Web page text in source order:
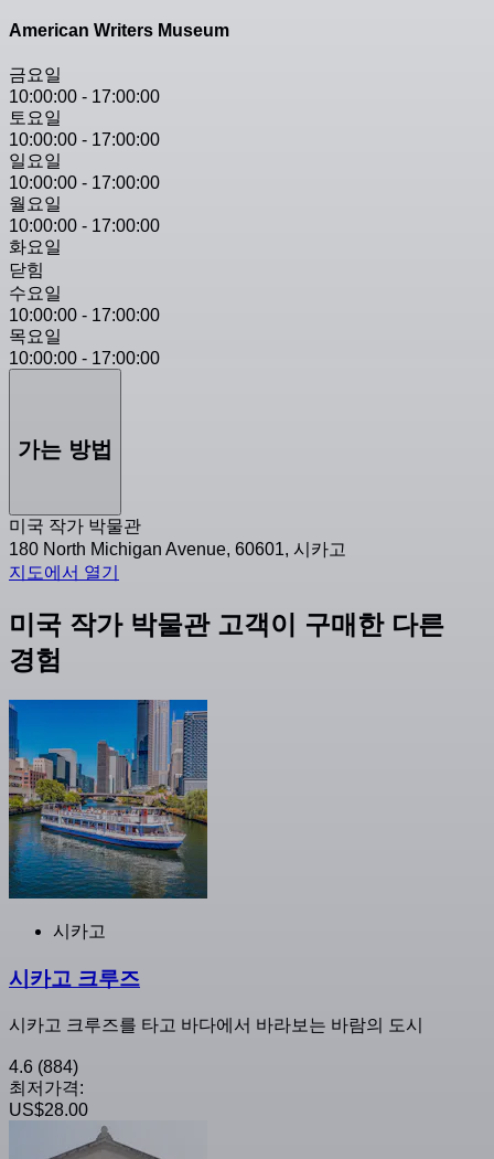
American Writers Museum
금요일
10:00:00 - 17:00:00
토요일
10:00:00 - 17:00:00
일요일
10:00:00 - 17:00:00
월요일
10:00:00 - 17:00:00
화요일
닫힘
수요일
10:00:00 - 17:00:00
목요일
10:00:00 - 17:00:00
가는 방법
미국 작가 박물관
180 North Michigan Avenue, 60601, 시카고
지도에서 열기
미국 작가 박물관 고객이 구매한 다른
경험
시카고
시카고 크루즈
시카고 크루즈를 타고 바다에서 바라보는 바람의 도시
4.6 (884)
최저가격:
US$28.00